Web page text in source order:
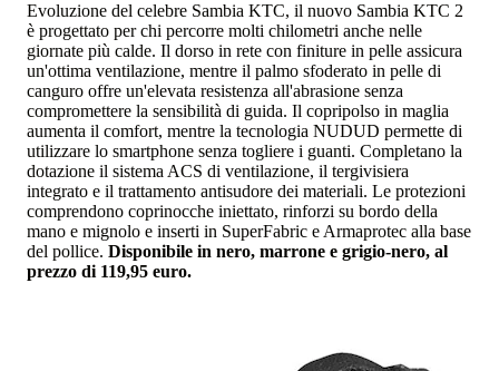
Evoluzione del celebre Sambia KTC, il nuovo Sambia KTC 2
è progettato per chi percorre molti chilometri anche nelle
giornate più calde. Il dorso in rete con finiture in pelle assicura
un'ottima ventilazione, mentre il palmo sfoderato in pelle di
canguro offre un'elevata resistenza all'abrasione senza
compromettere la sensibilità di guida. Il copripolso in maglia
aumenta il comfort, mentre la tecnologia NUDUD permette di
utilizzare lo smartphone senza togliere i guanti. Completano la
dotazione il sistema ACS di ventilazione, il tergivisiera
integrato e il trattamento antisudore dei materiali. Le protezioni
comprendono coprinocche iniettato, rinforzi su bordo della
mano e mignolo e inserti in SuperFabric e Armaprotec alla base
del pollice. Disponibile in nero, marrone e grigio-nero, al
prezzo di 119,95 euro.